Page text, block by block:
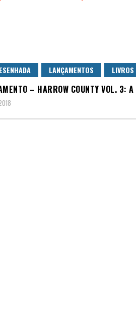
LANÇAMENTOS LIVROS
– HARROW COUNTY VOL. 3: